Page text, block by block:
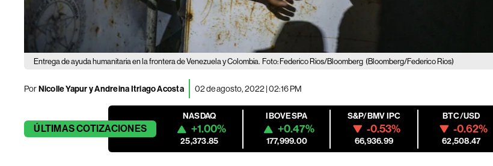
Entrega de ayuda humanitaria en la frontera de Venezuela y Colombia. Foto: Federico Rios/Bloomberg (Bloomberg/Federico Rios)
PorNicolle Yapur y Andreina Itriago Acosta 02 de agosto, 2022 | 02:16 PM
ÚLTIMASCOTIZACIONES
NASDAQ
+1.00%
25,373.85
IBOVESPA
+0.47%
177,999.00
S&P/BMV IPC
-0.53%
66,936.99
BTC/USD
-0.62%
62,508.47